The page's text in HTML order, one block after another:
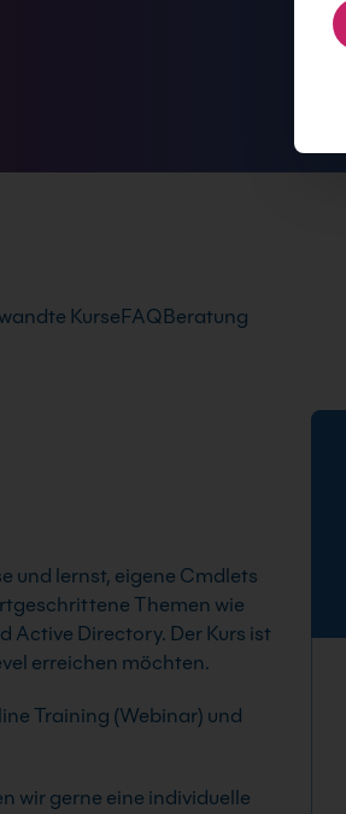
KurseFAQBeratung
und lernst, eigene Cmdlets
Themen wie
Active Directory. Der Kurs ist
erreichen möchten.
Training (Webinar) und
wir gerne eine individuelle